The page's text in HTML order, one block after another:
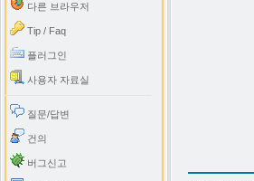
다른 브라우저
Tip / Faq
플러그인
사용자 자료실
질문/답변
건의
버그신고